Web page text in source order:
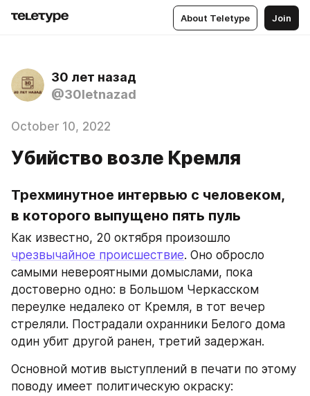
About Teletype Join
30 лет назад
@30letnazad
October 10, 2022
Убийство возле Кремля
Трехминутное интервью с человеком,
в которого выпущено пять пуль
чрезвычайное происшествие. Оно обросло
самыми невероятными домыслами, пока
достоверно одно: в Большом Черкасском
переулке недалеко от Кремля, в тот вечер
стреляли. Пострадали охранники Белого дома
один убит другой ранен, третий задержан.
Основной мотив выступлений в печати по этому
поводу имеет политическую окраску: